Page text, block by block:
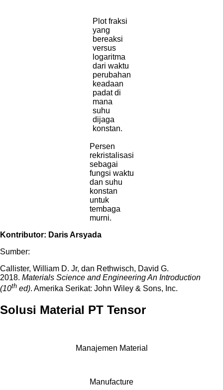
Plot fraksi
yang
bereaksi
versus
logaritma
dari waktu
perubahan
keadaan
padat di
mana
suhu
dijaga
konstan.
Persen
rekristalisasi
sebagai
fungsi waktu
dan suhu
konstan
untuk
tembaga
murni.
Kontributor: Daris Arsyada
Sumber:
Callister, William D. Jr, dan Rethwisch, David G.
2018. Materials Science and Engineering An Introduction
(10th ed). Amerika Serikat: John Wiley & Sons, Inc.
Solusi Material PT Tensor
Manajemen Material
Manufacture